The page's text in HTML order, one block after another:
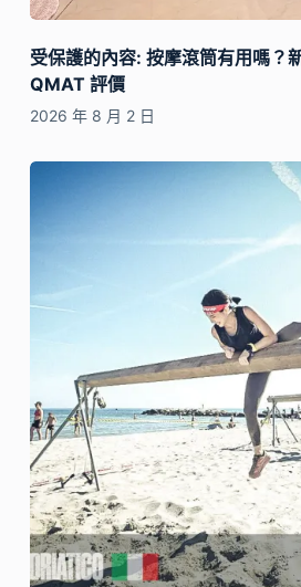
受保護的內容: 按摩滾筒有用嗎？
QMAT 評價
2026 年 8 月 2 日